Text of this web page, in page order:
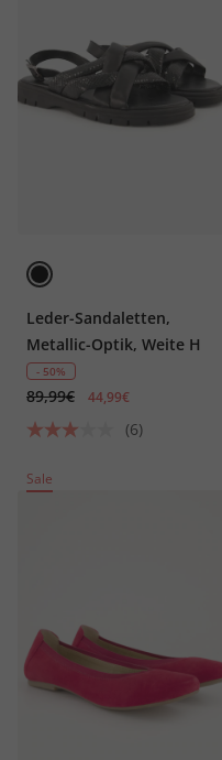
Leder-Sandaletten,
Metallic-Optik, Weite H
- 50%
89,99€ 44,99€
(6)
Sale